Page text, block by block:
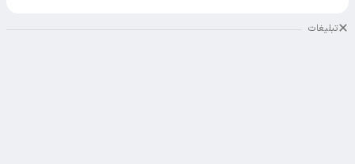
تبلیغات